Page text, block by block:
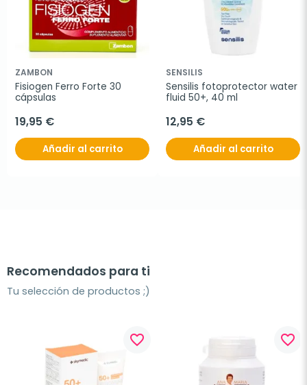
ZAMBON
Fisiogen Ferro Forte 30
cápsulas
19,95 €
Añadir al carrito
SENSILIS
Sensilis fotoprotector water
fluid 50+, 40 ml
12,95 €
Añadir al carrito
Recomendados para ti
Tu selección de productos ;)
favorite_border favorite_border